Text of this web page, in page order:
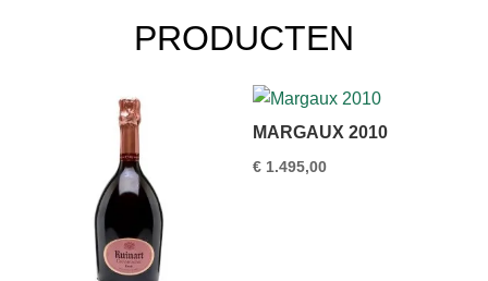
PRODUCTEN
MARGAUX 2010
€ 1.495,00